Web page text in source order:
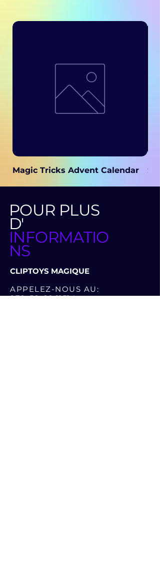
Magic Tricks Advent Calendar
POUR PLUS
D'
INFORMATIO
NS
CLIPTOYS MAGIQUE
APPELEZ-NOUS AU:
972-52-2261514